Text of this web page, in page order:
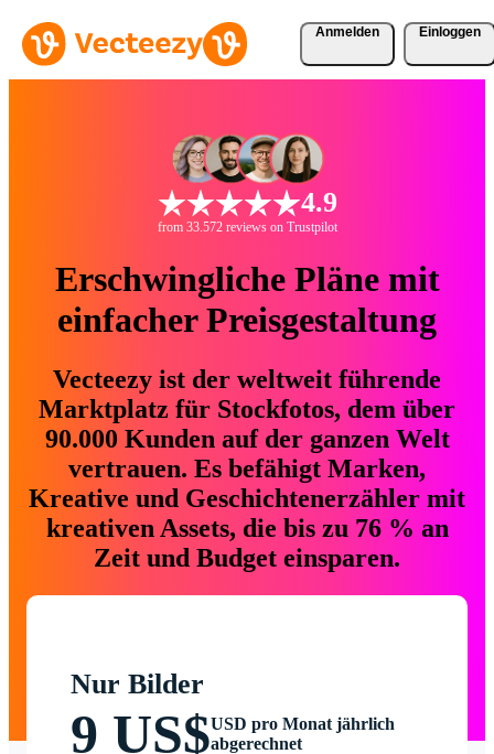
Anmelden Einloggen
4.9
from 33.572 reviews on Trustpilot
Erschwingliche Pläne mit
einfacher Preisgestaltung
Vecteezy ist der weltweit führende
Marktplatz für Stockfotos, dem über
90.000 Kunden auf der ganzen Welt
vertrauen. Es befähigt Marken,
Kreative und Geschichtenerzähler mit
kreativen Assets, die bis zu 76 % an
Zeit und Budget einsparen.
Nur Bilder
9 US$USD pro Monat jährlich
abgerechnet